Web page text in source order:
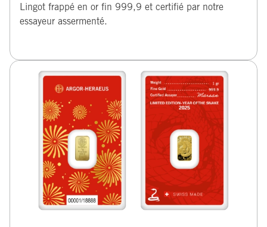
Lingot frappé en or fin 999,9 et certifié par notre
essayeur assermenté.